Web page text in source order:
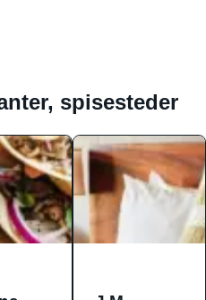
spisesteder